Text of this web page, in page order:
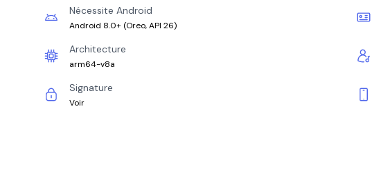
Nécessite Android
Android 8.0+ (Oreo, API 26)
Architecture
arm64-v8a
Signature
Voir